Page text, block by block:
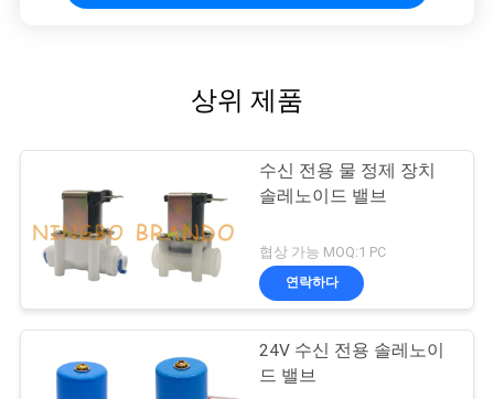
상위 제품
수신 전용 물 정제 장치
솔레노이드 밸브
협상 가능 MOQ:1 PC
연락하다
24V 수신 전용 솔레노이
드 밸브